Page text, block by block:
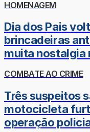
HOMENAGEM
Dia dos Pais
brincadeiras
muita nostalgia
COMBATE AO CRIME
Três suspeitos
motocicleta
operação